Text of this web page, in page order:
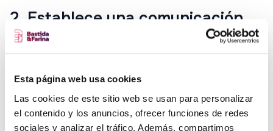
Esta página web usa cookies
Las cookies de este sitio web se usan para personalizar
el contenido y los anuncios, ofrecer funciones de redes
sociales y analizar el tráfico. Además, compartimos
2. Establece una comunicación
efectiva
experiencia de cliente en el entorno B2B. Es importante
mantener una comunicación fluida y efectiva con el
clienteen todo momento, para asegurarse de que sus